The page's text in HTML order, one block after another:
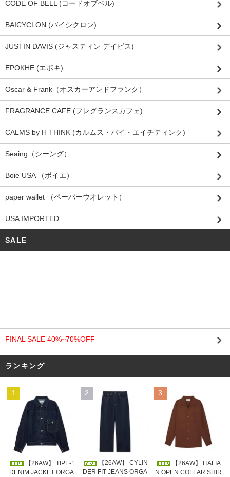
CODE OF BELL (コードオブベル)
BAICYCLON (バイシクロン)
JUSTIN DAVIS (ジャスティン デイビス)
EPOKHE (エポキ)
Oscar & Frank（オスカーアンドフランク）
FRAGRANCE CAFE (フレグランスカフェ)
CALMS by H THINK (カルムス・バイ・エイチティンク)
Seaing（シーング）
Boie USA （ボイエ）
paper wallet （ペーパーウオレット）
USA IMPORTED
SALE
FINAL SALE 40%~70%OFF
ランキング
1
【26AW】 TIPE-1
DENIM JACKET ORGA
2
【26AW】 CYLIN
DER FIT JEANS ORGA
3
【26AW】 ITALIA
N OPEN COLLAR SHIR